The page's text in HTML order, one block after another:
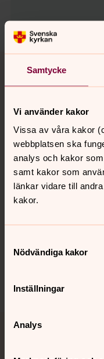
Samtycke
Vi använder kakor
Vissa av våra kakor
webbplatsen ska
analys och kakor
samt kakor som
länkar vidare till
kakor.
Nödvändiga kakor
Inställningar
Analys
Tillbaka till toppen
Tillbaka till innehållet
Kontakt
Kalender
Hitta snabbt
Sociala kanaler